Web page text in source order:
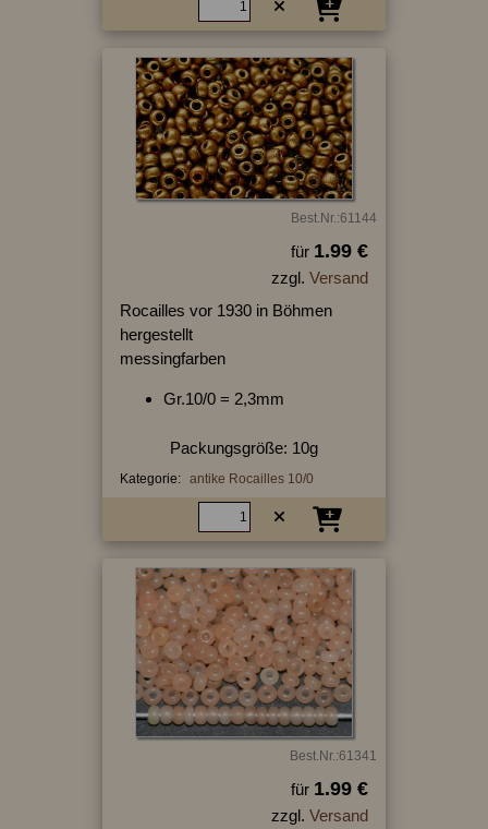
Best.Nr.:61144
für 1.99 €
zzgl. Versand
Rocailles vor 1930 in Böhmen
hergestellt
messingfarben
Gr.10/0 = 2,3mm
Packungsgröße: 10g
Kategorie: antike Rocailles 10/0
Best.Nr.:61341
für 1.99 €
zzgl. Versand